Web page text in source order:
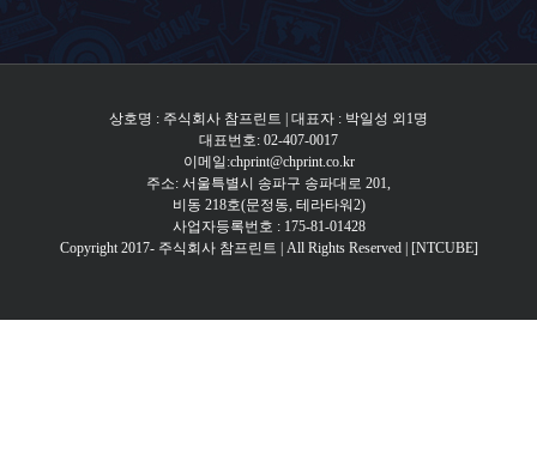
상호명 : 주식회사 참프린트 | 대표자 : 박일성 외1명
대표번호: 02-407-0017
이메일:chprint@chprint.co.kr
주소: 서울특별시 송파구 송파대로 201,
비동 218호(문정동, 테라타워2)
사업자등록번호 : 175-81-01428
Copyright 2017- 주식회사 참프린트 | All Rights Reserved |
[NTCUBE]